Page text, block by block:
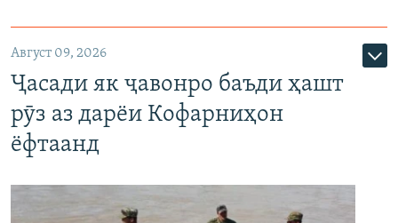
Август 09, 2026
Ҷасади як ҷавонро баъди ҳашт
рӯз аз дарёи Кофарниҳон
ёфтаанд